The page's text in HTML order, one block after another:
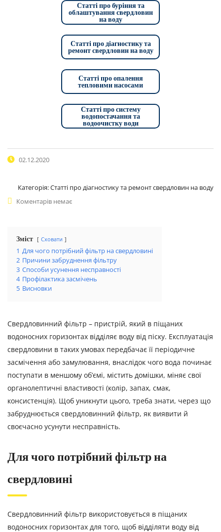
Статті про буріння та
облаштування свердловин
на воду
Статті про діагностику та
ремонт свердловин на воду
Статті про опалення
тепловими насосами
Статті про систему
водопостачання та
водоочистку води
02.12.2020
Категорія:Статті про діагностику та ремонт свердловин на воду
Коментарів немає
Зміст Сховати
1 Для чого потрібний фільтр на свердловині
2 Причини забруднення фільтру
3 Способи усунення несправності
4 Профілактика засмічень
5 Висновки
Свердловинний фільтр – пристрій, який в піщаних
водоносних горизонтах відділяє воду від піску. Експлуатація
свердловини в таких умовах передбачає її періодичне
засмічення або замулювання, внаслідок чого вода починає
поступати в меншому об’ємі, містить домішки, міняє свої
органолептичні властивості (колір, запах, смак,
консистенція). Щоб уникнути цього, треба знати, через що
забруднюється свердловинний фільтр, як виявити й
своєчасно усунути несправність.
Для чого потрібний фільтр на
свердловині
Свердловинний фільтр використовується в піщаних
водоносних горизонтах для того, щоб відділяти воду від